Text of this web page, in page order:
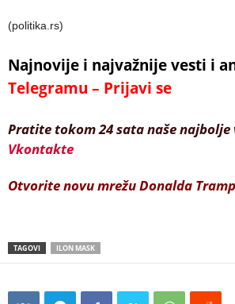
(politika.rs)
Najnovije i najvažnije vesti i
Telegramu – Prijavi se
Pratite tokom 24 sata naše najbolje
Vkontakte
Otvorite novu mrežu Donalda
TAGOVI ILON MASK